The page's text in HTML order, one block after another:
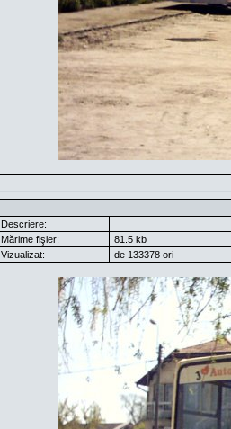
Descriere:
Mărime fişier:
81.5 kb
Vizualizat:
de 133378 ori